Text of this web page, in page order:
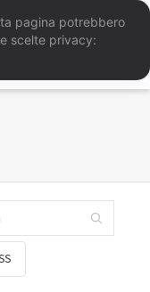
pagina potrebbero
scelte privacy: